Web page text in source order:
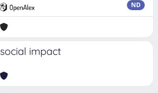
ND
social impact